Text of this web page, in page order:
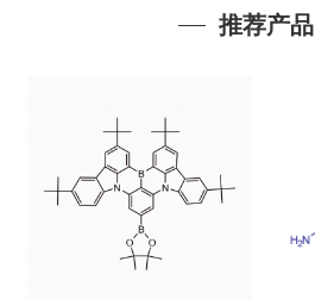
推荐产品